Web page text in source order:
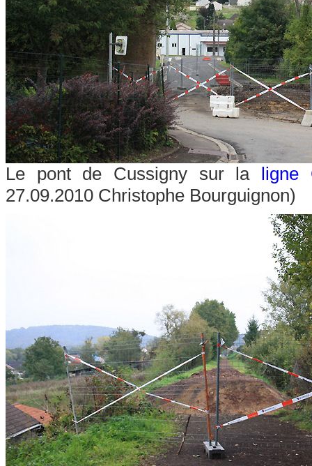
Le pont de Cussigny sur la ligne
27.09.2010 Christophe Bourguignon)